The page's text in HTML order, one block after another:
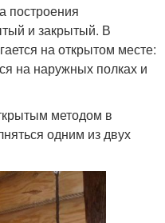
построения
и закрытый. В
на открытом месте:
на наружных полках и
методом в
одним из двух